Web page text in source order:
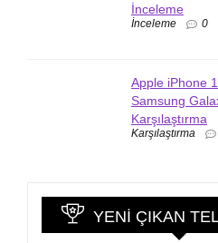
İnceleme
İnceleme 0
Apple iPhone
Samsung
Karşılaştırma
Karşılaştırma
YENI ÇIKAN